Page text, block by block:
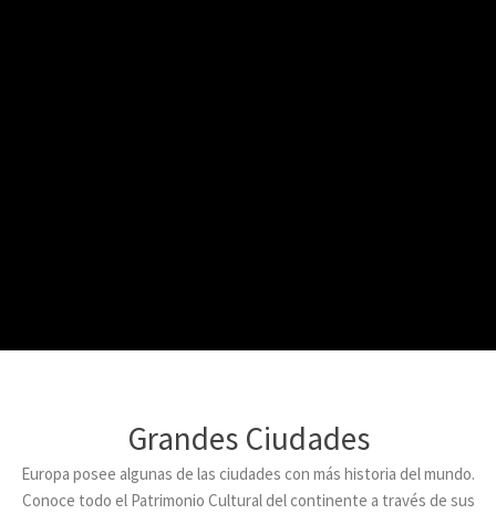
Grandes Ciudades
Europa posee algunas de las ciudades con más historia del mundo.
Conoce todo el Patrimonio Cultural del continente a través de sus